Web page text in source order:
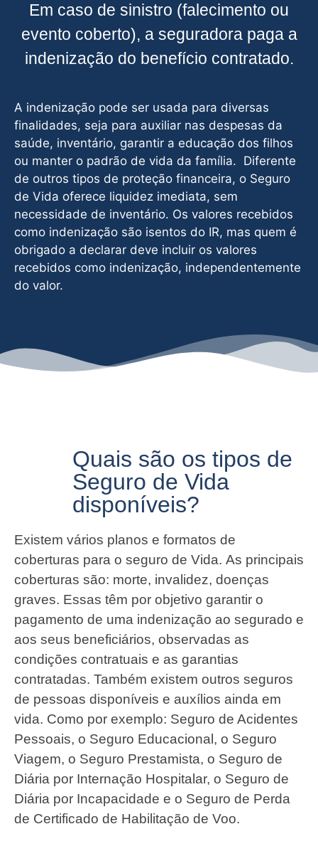
Em caso de sinistro (falecimento ou
evento coberto), a seguradora paga a
indenização do benefício contratado.
A indenização pode ser usada para diversas
finalidades, seja para auxiliar nas despesas da
saúde, inventário, garantir a educação dos filhos
ou manter o padrão de vida da família. Diferente
de outros tipos de proteção financeira, o Seguro
de Vida oferece liquidez imediata, sem
necessidade de inventário. Os valores recebidos
como indenização são isentos do IR, mas quem é
obrigado a declarar deve incluir os valores
recebidos como indenização, independentemente
do valor.
Quais são os tipos de
Seguro de Vida
disponíveis?
Existem vários planos e formatos de
coberturas para o seguro de Vida. As principais
coberturas são: morte, invalidez, doenças
graves. Essas têm por objetivo garantir o
pagamento de uma indenização ao segurado e
aos seus beneficiários, observadas as
condições contratuais e as garantias
contratadas. Também existem outros seguros
de pessoas disponíveis e auxílios ainda em
vida. Como por exemplo: Seguro de Acidentes
Pessoais, o Seguro Educacional, o Seguro
Viagem, o Seguro Prestamista, o Seguro de
Diária por Internação Hospitalar, o Seguro de
Diária por Incapacidade e o Seguro de Perda
de Certificado de Habilitação de Voo.